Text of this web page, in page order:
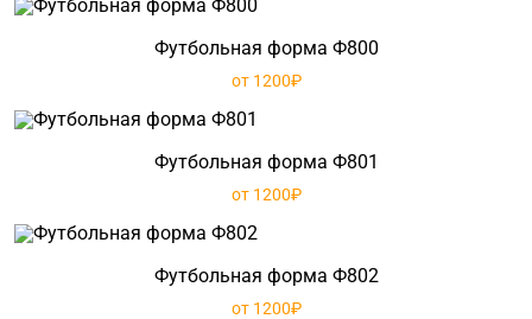
Футбольная форма Ф800
от 1200₽
Футбольная форма Ф801
от 1200₽
Футбольная форма Ф802
от 1200₽